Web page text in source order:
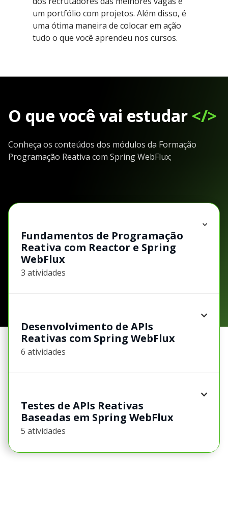
um portfólio com projetos. Além disso, é
uma ótima maneira de colocar em ação
tudo o que você aprendeu nos cursos.
O que você vai estudar </>
Conheça os conteúdos dos módulos da Formação
Programação Reativa com Spring WebFlux;
Fundamentos de Programação
Reativa com Reactor e Spring
WebFlux
3 atividades
Desenvolvimento de APIs
Reativas com Spring WebFlux
6 atividades
Testes de APIs Reativas
Baseadas em Spring WebFlux
5 atividades